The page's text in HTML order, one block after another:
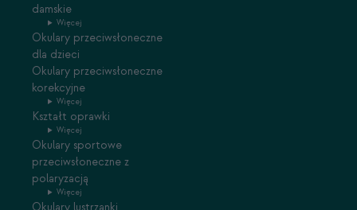
damskie
Więcej
Okulary przeciwsłoneczne
dla dzieci
Okulary przeciwsłoneczne
korekcyjne
Więcej
Kształt oprawki
Więcej
Okulary sportowe
przeciwsłoneczne z
polaryzacją
Więcej
Okulary lustrzanki